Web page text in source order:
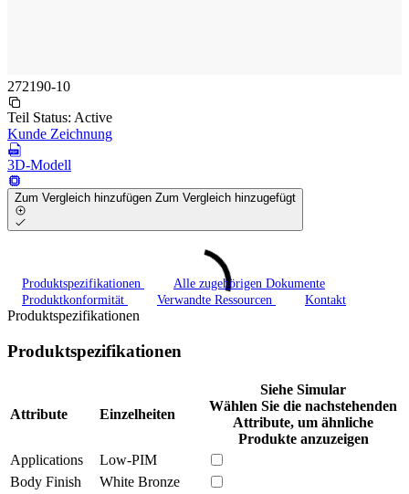
272190-10
Teil Status: Active
Kunde Zeichnung
3D-Modell
Zum Vergleich hinzufügen Zum Vergleich hinzugefügt
Produktspezifikationen
Alle zugehörigen Dokumente
Produktkonformität
Verwandte Ressourcen Kontakt
Produktspezifikationen
Produktspezifikationen
Attribute Einzelheiten
Siehe Simular
Wählen Sie die nachstehenden
Attribute, um ähnliche
Produkte anzuzeigen
Applications
Low-PIM
Body Finish
White Bronze